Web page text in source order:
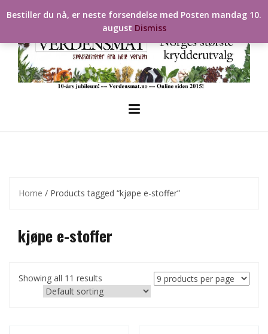
to
Home / Products tagged “kjøpe e-stoffer”
kjøpe e-stoffer
Showing all 11 results
Bestiller du nå, er neste forsendelse med Posten mandag 10.
august Dismiss